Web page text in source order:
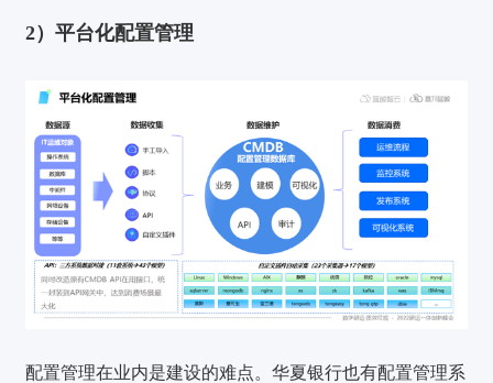
2）平台化配置管理
配置管理在业内是建设的难点。华夏银行也有配置管理系